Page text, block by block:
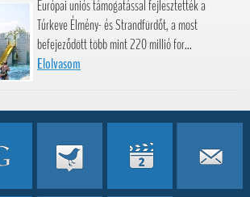
Európai uniós támogatással fejlesztették a
Túrkeve Élmény- és Strandfürdőt, a most
befejeződött több mint 220 millió for...
Elolvasom